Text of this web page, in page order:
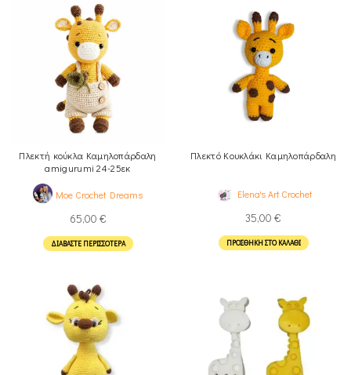
Πλεκτή κούκλα Καμηλοπάρδαλη
amigurumi 24-25εκ
Moe Crochet Dreams
65,00 €
ΔΙΑΒΆΣΤΕ ΠΕΡΙΣΣΌΤΕΡΑ
Πλεκτό Κουκλάκι Καμηλοπάρδαλη
Elena's Art Crochet
35,00 €
ΠΡΟΣΘΉΚΗ ΣΤΟ ΚΑΛΆΘΙ